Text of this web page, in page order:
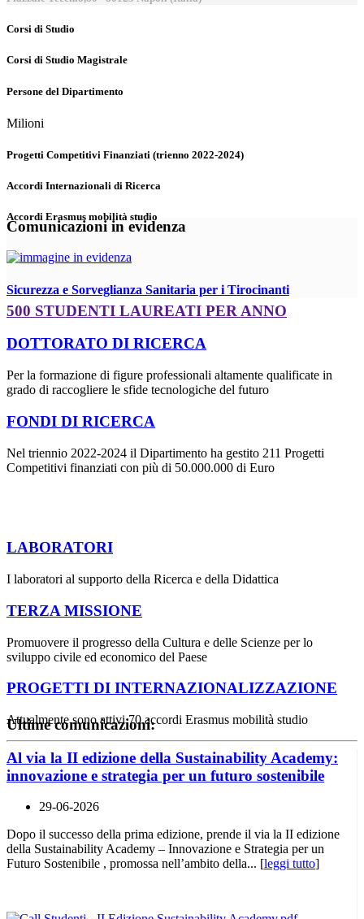
Corsi di Studio
Corsi di Studio Magistrale
Persone del Dipartimento
Milioni
Progetti Competitivi Finanziati (trienno 2022-2024)
Accordi Internazionali di Ricerca
Accordi Erasmus mobilità studio
Comunicazioni in evidenza
Sicurezza e Sorveglianza Sanitaria per i Tirocinanti
500 STUDENTI LAUREATI PER ANNO
DOTTORATO DI RICERCA
Per la formazione di figure professionali altamente qualificate in
grado di raccogliere le sfide tecnologiche del futuro
FONDI DI RICERCA
Nel triennio 2022-2024 il Dipartimento ha gestito 211 Progetti
Competitivi finanziati con più di 50.000.000 di Euro
LABORATORI
I laboratori al supporto della Ricerca e della Didattica
TERZA MISSIONE
Promuovere il progresso della Cultura e delle Scienze per lo
sviluppo civile ed economico del Paese
PROGETTI DI INTERNAZIONALIZZAZIONE
Attualmente sono attivi 70 accordi Erasmus mobilità studio
Ultime comunicazioni:
Al via la II edizione della Sustainability Academy:
innovazione e strategia per un futuro sostenibile
29-06-2026
Dopo il successo della prima edizione, prende il via la II edizione
della Sustainability Academy – Innovazione e Strategia per un
Futuro Sostenibile , promossa nell’ambito della... [leggi tutto]